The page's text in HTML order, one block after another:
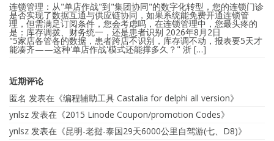
连锁管理：从"单店作战"到"集团协同"的数字化转型，您的连锁门诊
是否实现了数据互通与供应链协同，如果系统能免费开通连锁管
理，但需满足订阅条件，您会考虑吗，在连锁管理中，您最头疼的
是：库存调拨、财务统一，还是患者识别 2026年8月2日
"5家店各管各的数据，患者跨店不识别，库存调不动，报表要5天才
能凑齐——这种'单店作战'模式还能撑多久？" 浙 […]
近期评论
匿名 发表在《编程辅助工具 Castalia for delphi all version》
ynlsz 发表在《2015 Linode Coupon/promotion Codes》
ynlsz 发表在《昆明-老挝-泰国29天6000公里自驾游(七、D8)》